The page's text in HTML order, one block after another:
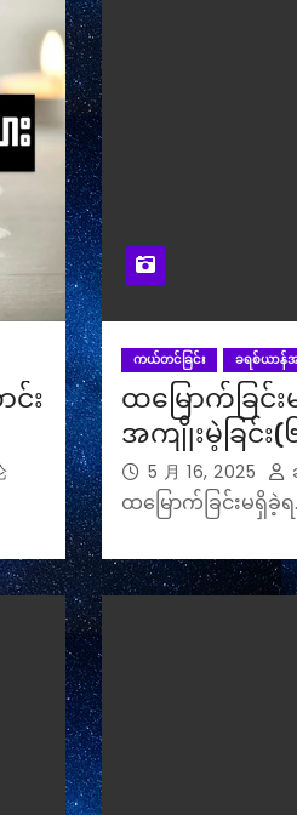
း
ကယ်တင်ခြင်း ခရစ်ယာ
ထမြောက်ခြင်
အကျိုးမဲ့ခြင်း(
5 月 16, 2025
ထမြောက်ခြင်းမရှိခဲ့ရ